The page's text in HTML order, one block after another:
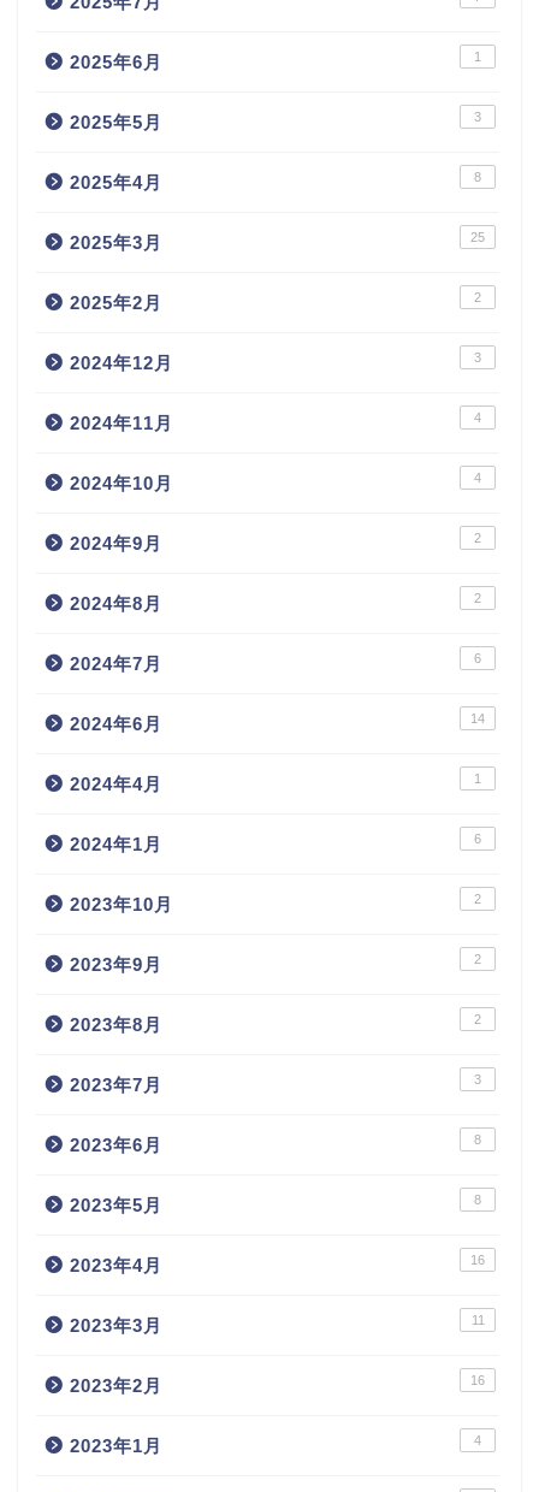
2025年6月 1
2025年5月 3
2025年4月 8
2025年3月 25
2025年2月 2
2024年12月 3
2024年11月 4
2024年10月 4
2024年9月 2
2024年8月 2
2024年7月 6
2024年6月 14
2024年4月 1
2024年1月 6
2023年10月 2
2023年9月 2
2023年8月 2
2023年7月 3
2023年6月 8
2023年5月 8
2023年4月 16
2023年3月 11
2023年2月 16
2023年1月 4